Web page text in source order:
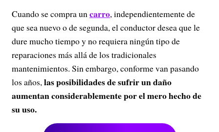
Cuando se compra uncarro, independientemente de
que sea nuevo o de segunda, el conductor desea que le
dure mucho tiempo y no requiera ningún tipo de
reparaciones más allá de los tradicionales
mantenimientos. Sin embargo, conforme van pasando
los años,las posibilidades de sufrir un daño
aumentan considerablemente por el mero hecho de
su uso.